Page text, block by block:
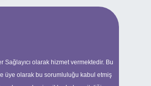
olarak hizmet vermektedir. Bu
üye olarak bu sorumluluğu kabul etmiş